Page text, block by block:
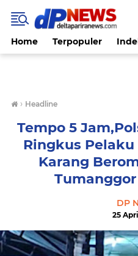
Home Terpopuler
› Headline
Tempo 5
Ringkus
Karang
DP
25